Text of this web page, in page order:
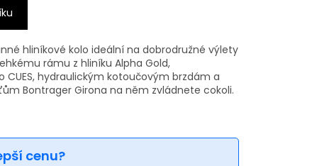
hliníkové kolo ideální na dobrodružné výlety
rámu z hliníku Alpha Gold,
CUES, hydraulickým kotoučovým brzdám a
Bontrager Girona na něm zvládnete cokoli.
cenu?